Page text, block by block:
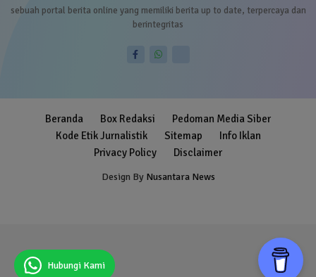
sebuah portal berita online yang memiliki berita up to date, terpercaya dan
berintegritas
Design By Nusantara News
Beranda Box Redaksi
Pedoman Media Siber
Kode Etik Jurnalistik
Sitemap
Info Iklan
Privacy Policy
Disclaimer
Hubungi Kami